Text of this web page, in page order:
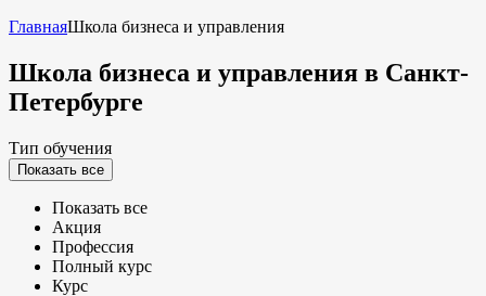
ГлавнаяШкола бизнеса и управления
Школа бизнеса и управления в Санкт-
Петербурге
Тип обучения
Показать все
Показать все
Акция
Профессия
Полный курс
Курс